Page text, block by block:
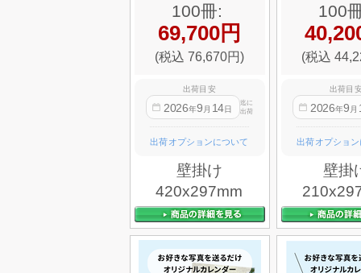
100冊:
69,700円
(税込 76,670円)
出荷目安
2026年9 月 14日
迄に
出荷
出荷オプションについて
壁掛け
420x297mm
100
(税込
出荷目
2026年9 月
出荷オプショ
壁掛